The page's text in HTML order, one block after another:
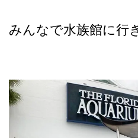
みんなで水族館に行